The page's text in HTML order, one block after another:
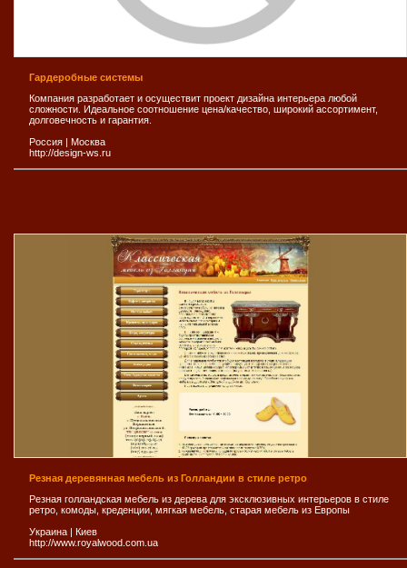
Гардеробные системы
Компания разработает и осуществит проект дизайна интерьера любой
сложности. Идеальное соотношение цена/качество, широкий ассортимент,
долговечность и гарантия.
Россия | Москва
http://design-ws.ru
Резная деревянная мебель из Голландии в стиле ретро
Резная голландская мебель из дерева для эксклюзивных интерьеров в стиле
ретро, комоды, креденции, мягкая мебель, старая мебель из Европы
Украина | Киев
http://www.royalwood.com.ua